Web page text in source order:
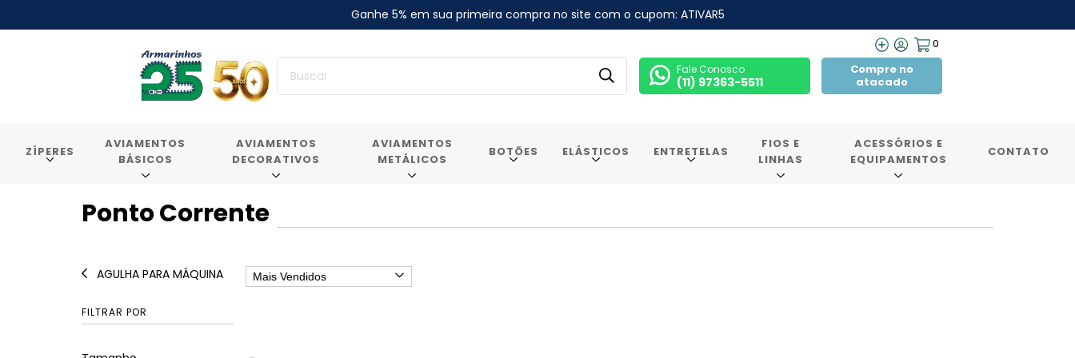
Ganhe 5% em sua primeira compra no site com o cupom: ATIVAR5
0
Fale Conosco
(11) 97363-5511
Compre no
atacado
ZÍPERES
AVIAMENTOS
BÁSICOS
AVIAMENTOS
DECORATIVOS
AVIAMENTOS
METÁLICOS
BOTÕES ELÁSTICOS ENTRETELAS
FIOS E
LINHAS
ACESSÓRIOS E
EQUIPAMENTOS
CONTATO
Ponto Corrente
AGULHA PARA MÁQUINA
FILTRAR POR